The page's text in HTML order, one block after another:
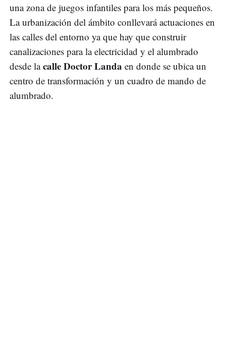
una zona de juegos infantiles para los más pequeños.
La urbanización del ámbito conllevará actuaciones en
las calles del entorno ya que hay que construir
canalizaciones para la electricidad y el alumbrado
desde lacalle Doctor Landa en donde se ubica un
centro de transformación y un cuadro de mando de
alumbrado.